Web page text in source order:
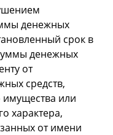
денежных
срок в
денежных
от
средств,
имущества или
характера,
от имени